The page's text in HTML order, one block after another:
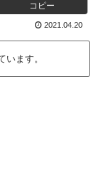
コピー
2021.04.20
ます。